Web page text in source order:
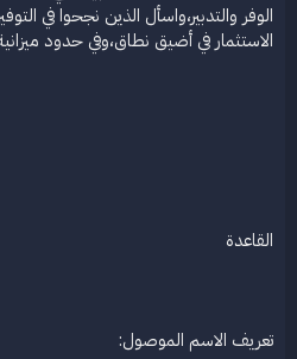
الوفر والتدبير،واسأل الذين نجحوا في
الاستثمار في أضيق نطاق،وفي حدود
القاعدة
تعريف الاسم الموصول: